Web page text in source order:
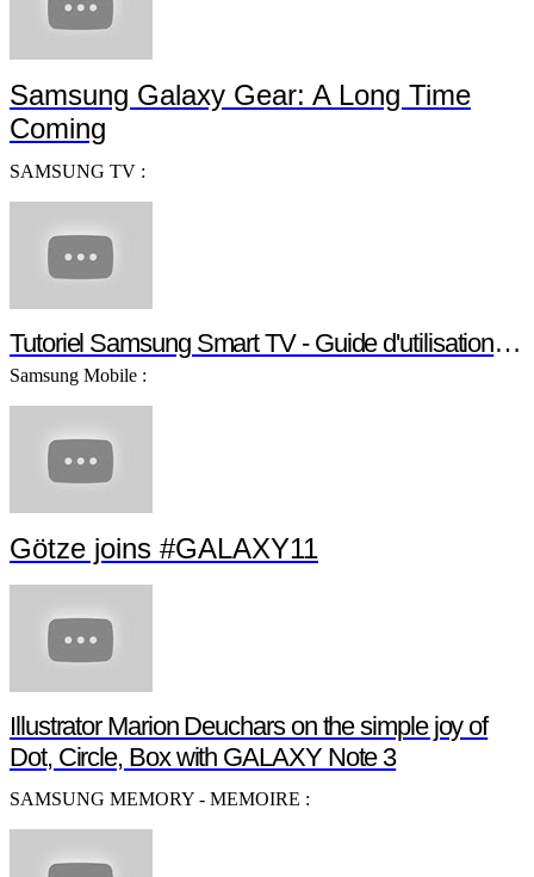
Samsung Galaxy Gear: A Long Time
Coming
SAMSUNG TV :
Tutoriel Samsung Smart TV - Guide d'utilisation Smart TV
Samsung Mobile :
Götze joins #GALAXY11
Illustrator Marion Deuchars on the simple joy of
Dot, Circle, Box with GALAXY Note 3
SAMSUNG MEMORY - MEMOIRE :